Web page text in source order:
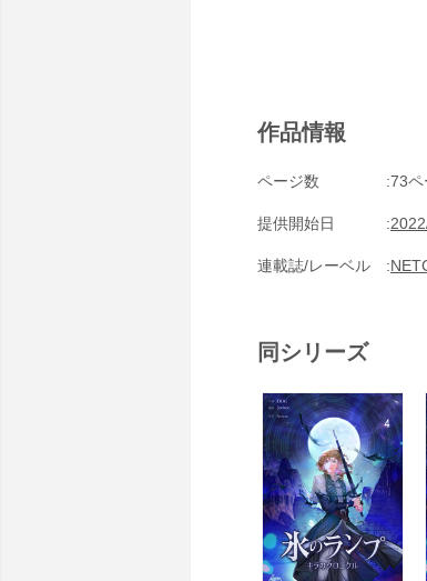
作品情報
ページ数 73ペ
提供開始日
連載誌/レーベル
同シリーズ